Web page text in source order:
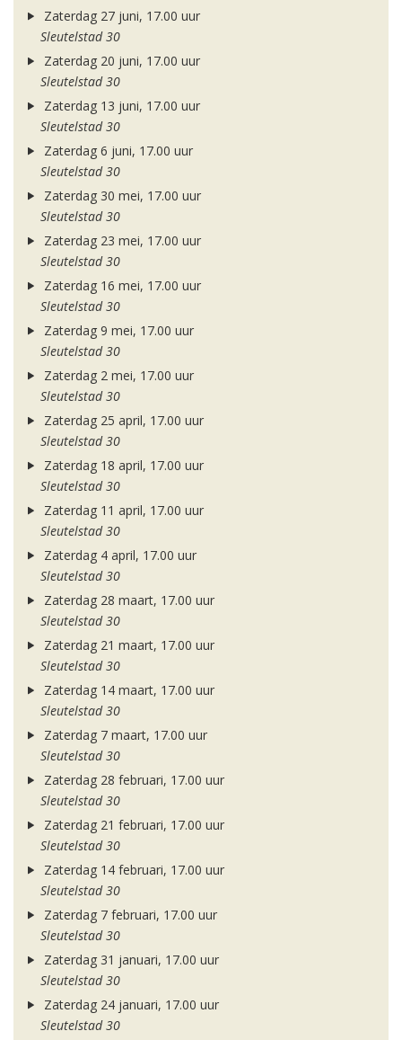
Zaterdag 27 juni, 17.00 uur
Sleutelstad 30
Zaterdag 20 juni, 17.00 uur
Sleutelstad 30
Zaterdag 13 juni, 17.00 uur
Sleutelstad 30
Zaterdag 6 juni, 17.00 uur
Sleutelstad 30
Zaterdag 30 mei, 17.00 uur
Sleutelstad 30
Zaterdag 23 mei, 17.00 uur
Sleutelstad 30
Zaterdag 16 mei, 17.00 uur
Sleutelstad 30
Zaterdag 9 mei, 17.00 uur
Sleutelstad 30
Zaterdag 2 mei, 17.00 uur
Sleutelstad 30
Zaterdag 25 april, 17.00 uur
Sleutelstad 30
Zaterdag 18 april, 17.00 uur
Sleutelstad 30
Zaterdag 11 april, 17.00 uur
Sleutelstad 30
Zaterdag 4 april, 17.00 uur
Sleutelstad 30
Zaterdag 28 maart, 17.00 uur
Sleutelstad 30
Zaterdag 21 maart, 17.00 uur
Sleutelstad 30
Zaterdag 14 maart, 17.00 uur
Sleutelstad 30
Zaterdag 7 maart, 17.00 uur
Sleutelstad 30
Zaterdag 28 februari, 17.00 uur
Sleutelstad 30
Zaterdag 21 februari, 17.00 uur
Sleutelstad 30
Zaterdag 14 februari, 17.00 uur
Sleutelstad 30
Zaterdag 7 februari, 17.00 uur
Sleutelstad 30
Zaterdag 31 januari, 17.00 uur
Sleutelstad 30
Zaterdag 24 januari, 17.00 uur
Sleutelstad 30